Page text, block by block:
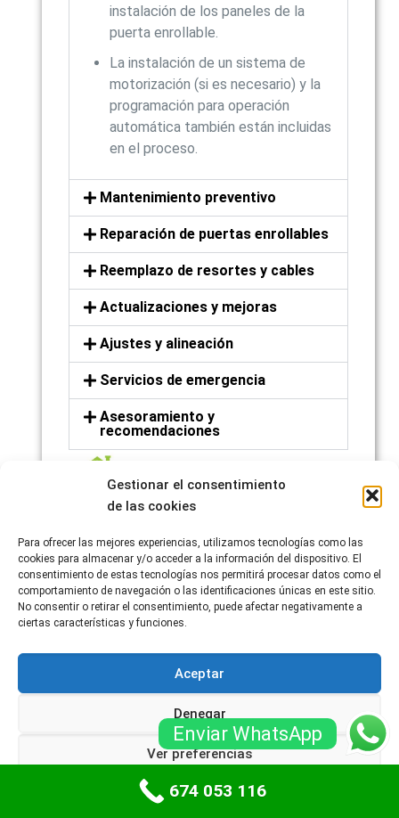
Gestionar el consentimiento
de las cookies
Para ofrecer las mejores experiencias, utilizamos tecnologías como las
cookies para almacenar y/o acceder a la información del dispositivo. El
consentimiento de estas tecnologías nos permitirá procesar datos como el
comportamiento de navegación o las identificaciones únicas en este sitio.
No consentir o retirar el consentimiento, puede afectar negativamente a
ciertas características y funciones.
Aceptar
Denegar
Ver preferencias
Política de cookiesPolíticas de privacidad
instalación de los paneles de la
puerta enrollable.
La instalación de un sistema de
motorización (si es necesario) y la
programación para operación
automática también están incluidas
en el proceso.
Mantenimiento preventivo
Reparación de puertas enrollables
Reemplazo de resortes y cables
Actualizaciones y mejoras
Ajustes y alineación
Servicios de emergencia
Asesoramiento y
recomendaciones
Recuerda que, debido a la complejidad de las
puertas de garaje enrollables y los sistemas de
motorización asociados, es importante que los
Enviar WhatsApp
674 053 116